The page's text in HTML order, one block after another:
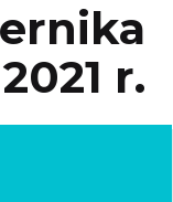
2021 r.